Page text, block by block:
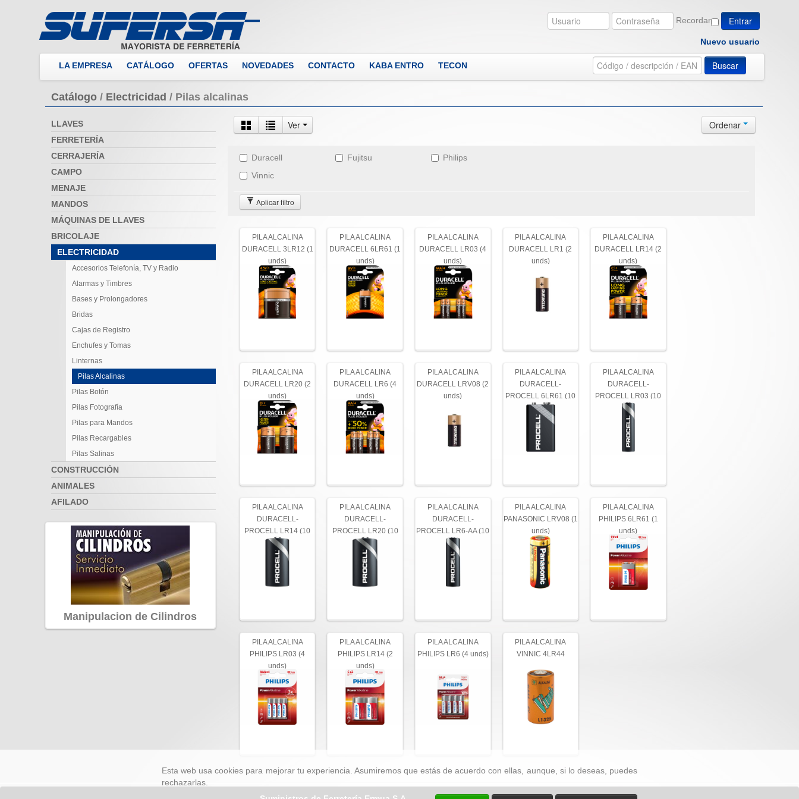
Recordar
Nuevo usuario
LA EMPRESA CATÁLOGO OFERTAS NOVEDADES CONTACTO KABA ENTRO TECON Buscar
Catálogo / Electricidad / Pilas alcalinas
LLAVES
FERRETERÍA
CERRAJERÍA
CAMPO
MENAJE
MANDOS
MÁQUINAS DE LLAVES
BRICOLAJE
ELECTRICIDAD
Accesorios Telefonía, TV y Radio
Alarmas y Timbres
Bases y Prolongadores
Bridas
Cajas de Registro
Enchufes y Tomas
Linternas
Pilas Alcalinas
Pilas Botón
Pilas Fotografía
Pilas para Mandos
Pilas Recargables
Pilas Salinas
CONSTRUCCIÓN
ANIMALES
AFILADO
Manipulacion de Cilindros
Ver Ordenar
Duracell Fujitsu
Philips
Vinnic
Aplicar filtro
PILA ALCALINA
DURACELL 3LR12 (1
unds)
PILA ALCALINA
DURACELL 6LR61 (1
unds)
PILA ALCALINA
DURACELL LR03 (4
unds)
PILA ALCALINA
DURACELL LR1 (2
unds)
PILA ALCALINA
DURACELL LR14 (2
unds)
PILA ALCALINA
DURACELL LR20 (2
unds)
PILA ALCALINA
DURACELL LR6 (4
unds)
PILA ALCALINA
DURACELL LRV08 (2
unds)
PILA ALCALINA
DURACELL-
PROCELL 6LR61 (10
unds)
PILA ALCALINA
DURACELL-
PROCELL LR03 (10
unds)
PILA ALCALINA
DURACELL-
PROCELL LR14 (10
unds)
PILA ALCALINA
DURACELL-
PROCELL LR20 (10
unds)
PILA ALCALINA
DURACELL-
PROCELL LR6-AA (10
unds)
PILA ALCALINA
PANASONIC LRV08 (1
unds)
PILA ALCALINA
PHILIPS 6LR61 (1
unds)
PILA ALCALINA
PHILIPS LR03 (4
unds)
PILA ALCALINA
PHILIPS LR14 (2
unds)
PILA ALCALINA
PHILIPS LR6 (4 unds)
PILA ALCALINA
VINNIC 4LR44
Esta web usa cookies para mejorar tu experiencia. Asumiremos que estás de acuerdo con ellas, aunque, si lo deseas, puedes
rechazarlas.